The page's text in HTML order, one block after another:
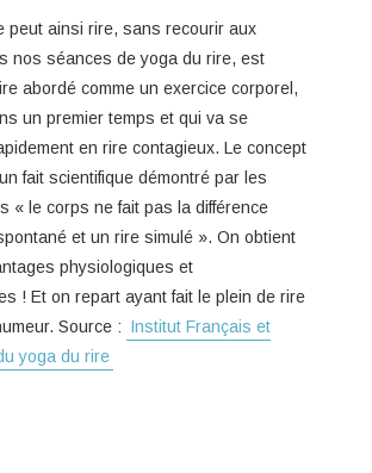
peut ainsi rire, sans recourir aux
nos séances de yoga du rire, est
abordé comme un exercice corporel,
un premier temps et qui va se
en rire contagieux. Le concept
fait scientifique démontré par les
« le corps ne fait pas la différence
et un rire simulé ». On obtient
physiologiques et
! Et on repart ayant fait le plein de rire
Source : Institut Français et
yoga du rire